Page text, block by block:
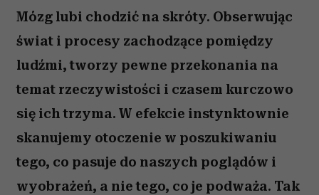
Mózg lubi chodzić na skróty. Obserwując
świat i procesy zachodzące pomiędzy
ludźmi, tworzy pewne przekonania na
temat rzeczywistości i czasem kurczowo
się ich trzyma. W efekcie instynktownie
skanujemy otoczenie w poszukiwaniu
tego, co pasuje do naszych poglądów i
wyobrażeń, a nie tego, co je podważa. Tak